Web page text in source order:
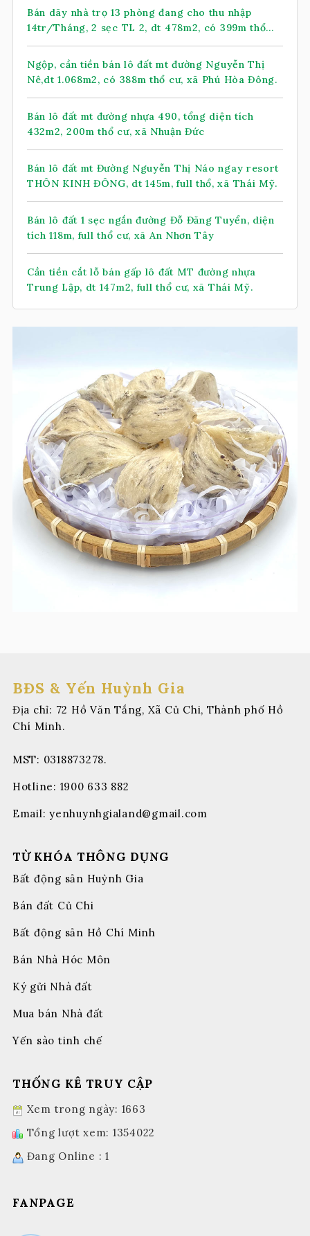
Bán dãy nhà trọ 13 phòng đang cho thu nhập
14tr/Tháng, 2 sẹc TL 2, dt 478m2, có 399m thổ
cư, xã Nhuận Đức (mới)
Ngộp, cần tiền bán lô đất mt đường Nguyễn Thị
Nê,dt 1.068m2, có 388m thổ cư, xã Phú Hòa Đông.
Bán lô đất mt đường nhựa 490, tổng diện tích
432m2, 200m thổ cư, xã Nhuận Đức
Bán lô đất mt Đường Nguyễn Thị Náo ngay resort
THÔN KINH ĐÔNG, dt 145m, full thổ, xã Thái Mỹ.
Bán lô đất 1 sẹc ngắn đường Đỗ Đăng Tuyển, diện
tích 118m, full thổ cư, xã An Nhơn Tây
Cần tiền cắt lỗ bán gấp lô đất MT đường nhựa
Trung Lập, dt 147m2, full thổ cư, xã Thái Mỹ.
BĐS & Yến Huỳnh Gia
Địa chỉ: 72 Hồ Văn Tắng, Xã Củ Chi, Thành phố Hồ
Chí Minh.
MST: 0318873278.
Hotline: 1900 633 882
Email:yenhuynhgialand@gmail.com
TỪ KHÓA THÔNG DỤNG
Bất động sản Huỳnh Gia
Bán đất Củ Chi
Bất động sản Hồ Chí Minh
Bán Nhà Hóc Môn
Ký gửi Nhà đất
Mua bán Nhà đất
Yến sào tinh chế
THỐNG KÊ TRUY CẬP
Xem trong ngày: 1663
Tổng lượt xem: 1354022
Đang Online : 1
FANPAGE